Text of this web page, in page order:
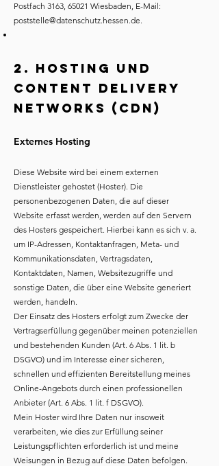
Postfach 3163, 65021 Wiesbaden, E-Mail:
poststelle@datenschutz.hessen.de.
2. Hosting und
Content Delivery
Networks (CDN)
Externes Hosting
Diese Website wird bei einem externen
Dienstleister gehostet (Hoster). Die
personenbezogenen Daten, die auf dieser
Website erfasst werden, werden auf den Servern
des Hosters gespeichert. Hierbei kann es sich v. a.
um IP-Adressen, Kontaktanfragen, Meta- und
Kommunikationsdaten, Vertragsdaten,
Kontaktdaten, Namen, Websitezugriffe und
sonstige Daten, die über eine Website generiert
werden, handeln.
Der Einsatz des Hosters erfolgt zum Zwecke der
Vertragserfüllung gegenüber meinen potenziellen
und bestehenden Kunden (Art. 6 Abs. 1 lit. b
DSGVO) und im Interesse einer sicheren,
schnellen und effizienten Bereitstellung meines
Online-Angebots durch einen professionellen
Anbieter (Art. 6 Abs. 1 lit. f DSGVO).
Mein Hoster wird Ihre Daten nur insoweit
verarbeiten, wie dies zur Erfüllung seiner
Leistungspflichten erforderlich ist und meine
Weisungen in Bezug auf diese Daten befolgen.